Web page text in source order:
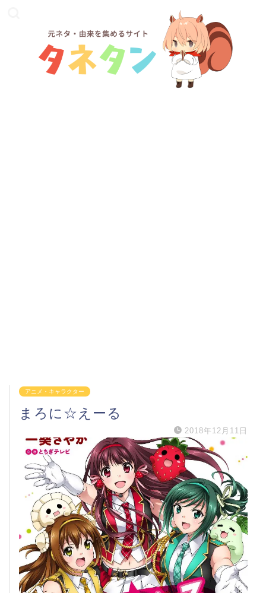
アニメ・キャラクター
まろに☆えーる
2018年12月11日